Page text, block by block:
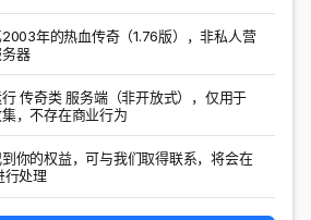
行检索
年的热血传奇（1.76版），非私人营
器
传奇类 服务端（非开放式），仅用于
，不存在商业行为
你的权益，可与我们取得联系，将会在
行处理